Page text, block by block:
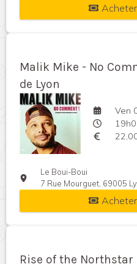
Malik Mike - No
de Lyon
Ven
Le Boui-Boui
7 Rue Mourguet, 69005
Rise of the Northstar